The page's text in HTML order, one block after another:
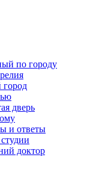
по городу
дверь
и ответы
доктор